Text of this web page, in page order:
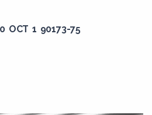
ОСТ 1 90173-75